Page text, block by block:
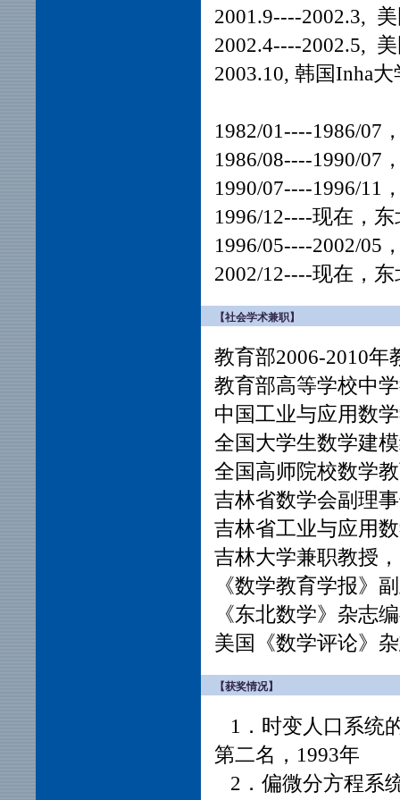
2001.9----2002.3,
2002.4----2002.5,
2003.10, 韩国Inha
1982/01----1986/07
1986/08----1990/07
1990/07----1996/11
1996/12----现在，
1996/05----2002/05
2002/12----现在，
【社会学术兼职】
教育部2006-2010
教育部高等学校中
中国工业与应用数
全国大学生数学建
全国高师院校数学
吉林省数学会副理
吉林省工业与应用
吉林大学兼职教授，
《数学教育学报》
《东北数学》杂志
美国《数学评论》
【获奖情况】
1．时变人口系统
第二名，1993年
2．偏微分方程系